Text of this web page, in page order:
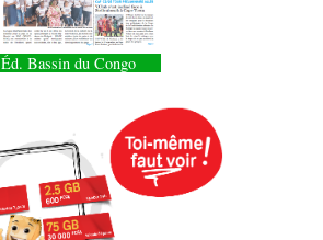
Éd. Bassin du Congo